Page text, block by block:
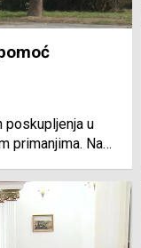
poskupljenja u
primanjima. Na…